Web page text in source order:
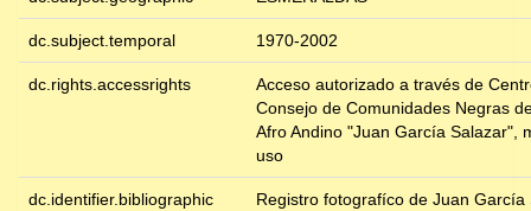
dc.subject.temporal 1970-2002
dc.rights.accessrights
Acceso autorizado a través de
Consejo de Comunidades Negras
Afro Andino "Juan García Salazar",
uso
dc.identifier.bibliographic
Registro fotografíco de Juan García